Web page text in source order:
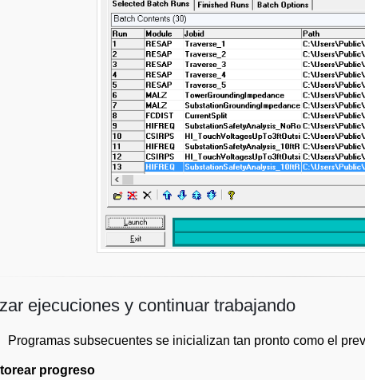
ejecuciones y continuar trabajando
Programas subsecuentes se inicializan tan pronto como el
progreso